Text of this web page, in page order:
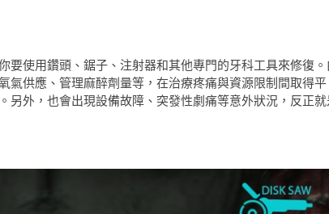
要使用鑽頭、鋸子、注射器和其他專門的牙科工具來修復
氣供應、管理麻醉劑量等，在治療疼痛與資源限制間取得平
另外，也會出現設備故障、突發性劇痛等意外狀況，反正